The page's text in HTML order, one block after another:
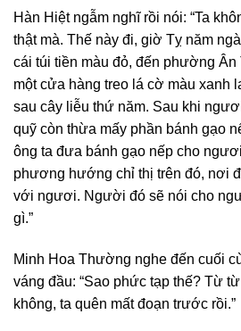
Hàn Hiệt ngẫm nghĩ rồi nói: “Ta
thật mà. Thế này đi, giờ Tỵ năm
cái túi tiền màu đỏ, đến phường
một cửa hàng treo lá cờ màu xanh
sau cây liễu thứ năm. Sau khi
quỹ còn thừa mấy phần bánh gạo
ông ta đưa bánh gạo nếp cho
phương hướng chỉ thị trên đó, nơi
với ngươi. Người đó sẽ nói cho
gì.”
Minh Hoa Thường nghe đến cuối
váng đầu: “Sao phức tạp thế? Từ
không, ta quên mất đoạn trước rồi.”